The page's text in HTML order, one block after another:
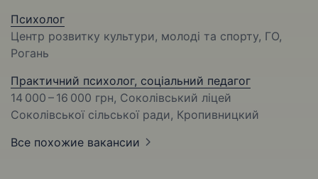
Психолог
Центр розвитку культури, молоді та спорту, ГО,
Рогань
Практичний психолог, соціальний педагог
14 000 – 16 000 грн, Соколівський ліцей
Соколівської сільської ради, Кропивницкий
Все похожие вакансии